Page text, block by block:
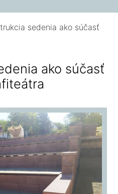
sedenia ako súčasť
ako súčasť